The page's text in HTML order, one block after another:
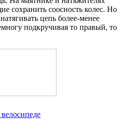
сохранить соосность колес. Но
цепь более-менее
подкручивая то правый, то